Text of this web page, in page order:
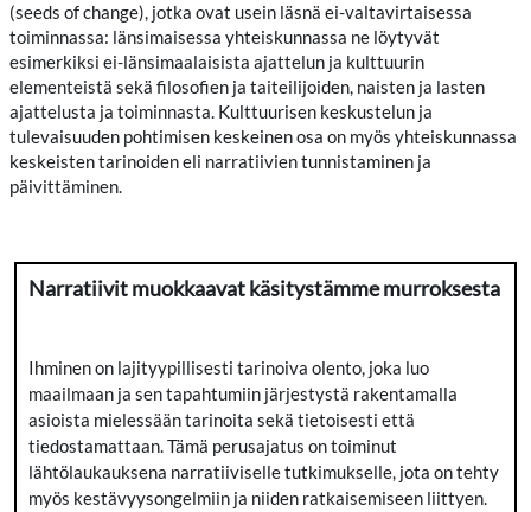
(seeds of change), jotka ovat usein läsnä ei-valtavirtaisessa
toiminnassa: länsimaisessa yhteiskunnassa ne löytyvät
esimerkiksi ei-länsimaalaisista ajattelun ja kulttuurin
elementeistä sekä filosofien ja taiteilijoiden, naisten ja lasten
ajattelusta ja toiminnasta. Kulttuurisen keskustelun ja
tulevaisuuden pohtimisen keskeinen osa on myös yhteiskunnassa
keskeisten tarinoiden eli narratiivien tunnistaminen ja
päivittäminen.
Narratiivit muokkaavat käsitystämme murroksesta
Ihminen on lajityypillisesti tarinoiva olento, joka luo
maailmaan ja sen tapahtumiin järjestystä rakentamalla
asioista mielessään tarinoita sekä tietoisesti että
tiedostamattaan. Tämä perusajatus on toiminut
lähtölaukauksena narratiiviselle tutkimukselle, jota on tehty
myös kestävyysongelmiin ja niiden ratkaisemiseen liittyen.